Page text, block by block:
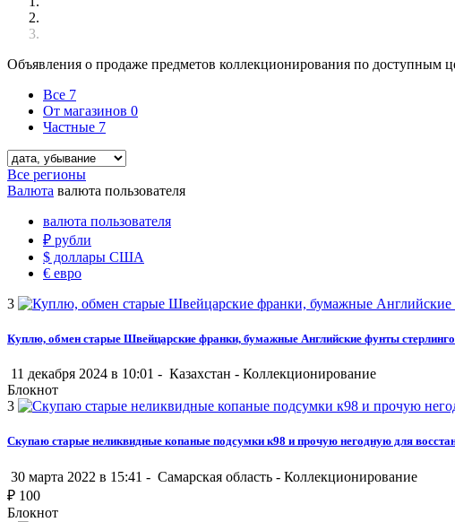
Объявления о продаже предметов коллекционирования по
Все 7
От магазинов 0
Частные 7
Все регионы
Валюта валюта пользователя
валюта пользователя
₽ рубли
$ доллары США
€ евро
3
Куплю, обмен старые Швейцарские франки, бумажные Английские фунты
11 декабря 2024 в 10:01 - Казахстан - Коллекционирование
Блокнот
3
Скупаю старые неликвидные копаные подсумки к98 и прочую негодную для
30 марта 2022 в 15:41 - Самарская область - Коллекционирование
₽ 100
Блокнот